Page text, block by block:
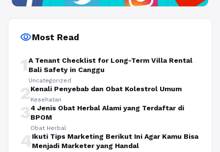
visibilityMost Read
1A Tenant Checklist for Long-Term Villa Rental
Bali Safety in Canggu
Uncategorized
2Kenali Penyebab dan Obat Kolestrol Umum
Kesehatan
34 Jenis Obat Herbal Alami yang Terdaftar di
BPOM
Obat Herbal
4Ikuti Tips Marketing Berikut Ini Agar Kamu Bisa
Menjadi Marketer yang Handal